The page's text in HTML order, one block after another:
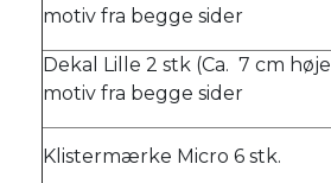
motiv fra begge sider
Dekal Lille 2 stk (Ca. 7 cm
motiv fra begge sider
Klistermærke Micro 6 stk.